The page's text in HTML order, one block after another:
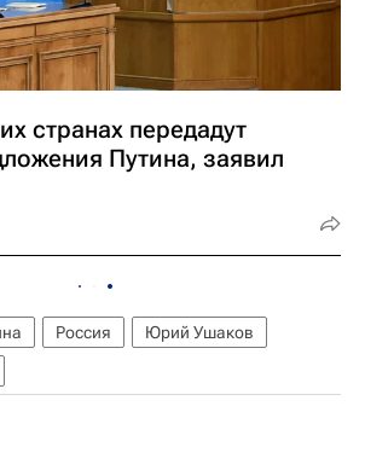
странах передадут
Путина, заявил
Россия
Юрий Ушаков